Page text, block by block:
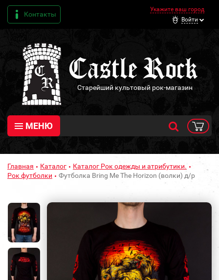
Контакты
Укажите ваш город
Войти
Старейший культовый рок-магазин
МЕНЮ
Главная Каталог
Каталог Рок одежды и атрибутики.
Рок футболки
Футболка Bring Me The Horizon (волки) д/р